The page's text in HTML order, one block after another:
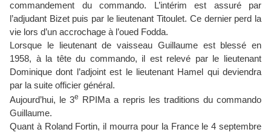
commandement du commando. L’intérim est assuré par
l’adjudant Bizet puis par le lieutenant Titoulet. Ce dernier perd la
vie lors d’un accrochage à l’oued Fodda.
Lorsque le lieutenant de vaisseau Guillaume est blessé en
1958, à la tête du commando, il est relevé par le lieutenant
Dominique dont l’adjoint est le lieutenant Hamel qui deviendra
par la suite officier général.
Aujourd’hui, le 3e
RPIMa a repris les traditions du commando
Guillaume.
Quant à Roland Fortin, il mourra pour la France le 4 septembre